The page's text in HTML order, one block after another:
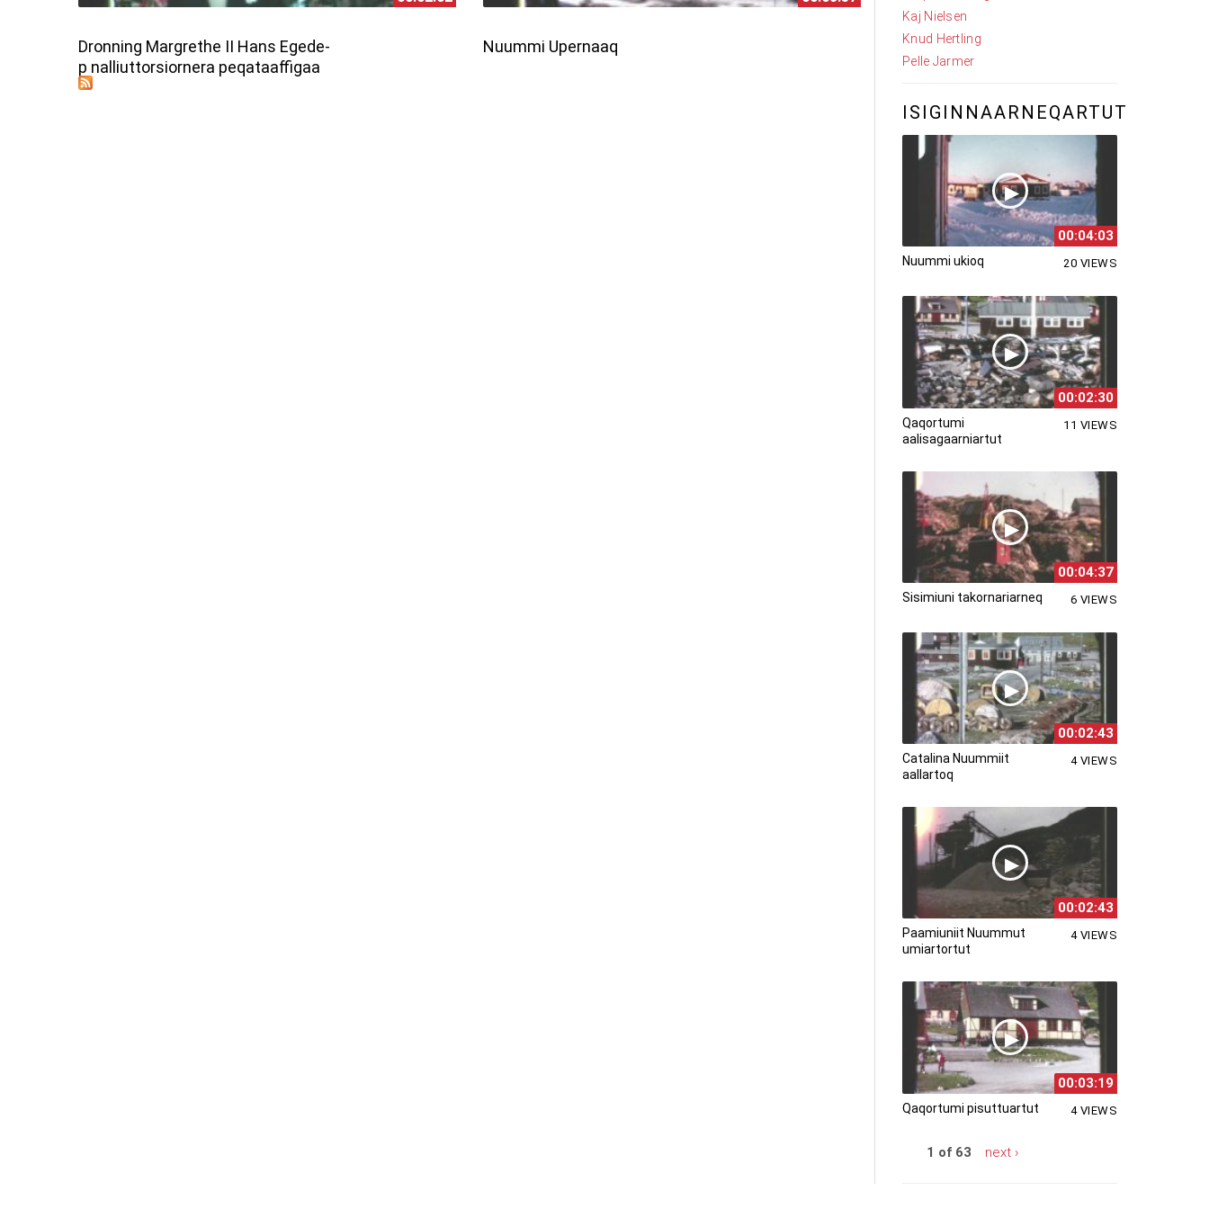
Dronning Margrethe II Hans Egede-
p nalliuttorsiornera peqataaffigaa
Nuummi Upernaaq
Kaj Nielsen
Knud Hertling
Pelle Jarmer
ISIGINNAARNEQARTUT
00:04:03
Nuummi ukioq 20 VIEWS
00:02:30
Qaqortumi
aalisagaarniartut
11 VIEWS
00:04:37
Sisimiuni takornariarneq 6 VIEWS
00:02:43
Catalina Nuummiit
aallartoq
4 VIEWS
00:02:43
Paamiuniit Nuummut
umiartortut
4 VIEWS
00:03:19
Qaqortumi pisuttuartut 4 VIEWS
1 of 63 next ›